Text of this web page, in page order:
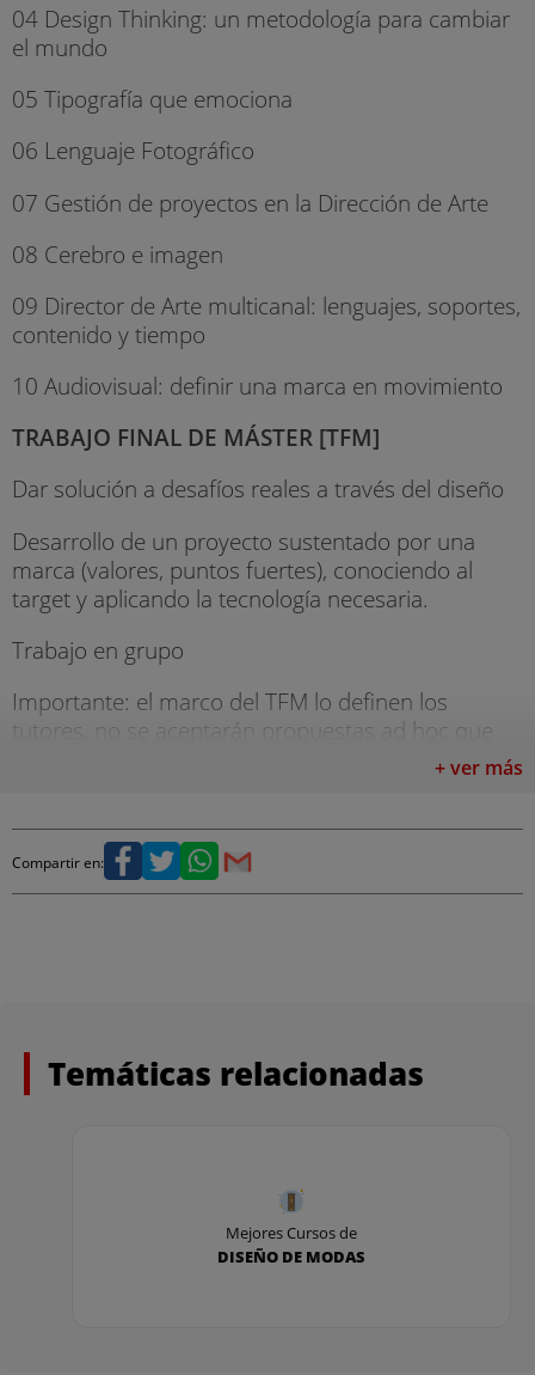
04 Design Thinking: un metodología para cambiar
el mundo
05 Tipografía que emociona
06 Lenguaje Fotográfico
07 Gestión de proyectos en la Dirección de Arte
08 Cerebro e imagen
09 Director de Arte multicanal: lenguajes, soportes,
contenido y tiempo
10 Audiovisual: definir una marca en movimiento
TRABAJO FINAL DE MÁSTER [TFM]
Dar solución a desafíos reales a través del diseño
Desarrollo de un proyecto sustentado por una
marca (valores, puntos fuertes), conociendo al
target y aplicando la tecnología necesaria.
Trabajo en grupo
Importante: el marco del TFM lo definen los
tutores, no se aceptarán propuestas ad hoc que
no cumplan los objetivos y volumen de trabajo
TALLERES TRANSVERSALES
Taller de Empresa
+ ver más
Compartir en:
Temáticas relacionadas
Mejores Cursos de
DISEÑO DE MODAS